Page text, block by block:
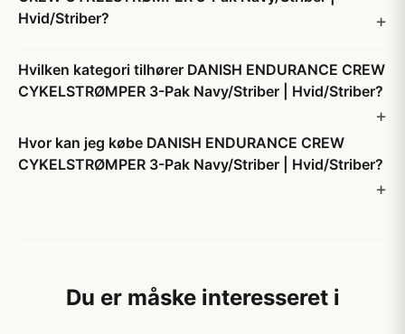
Hvid/Striber?
Hvilken kategori tilhører DANISH ENDURANCE CREW
CYKELSTRØMPER 3-Pak Navy/Striber | Hvid/Striber?
Hvor kan jeg købe DANISH ENDURANCE CREW
CYKELSTRØMPER 3-Pak Navy/Striber | Hvid/Striber?
Du er måske interesseret i